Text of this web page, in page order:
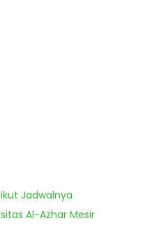
Jadwalnya
Al-Azhar Mesir